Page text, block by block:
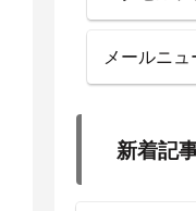
メールニ
新着記